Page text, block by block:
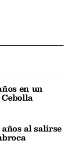
en un
al salirse